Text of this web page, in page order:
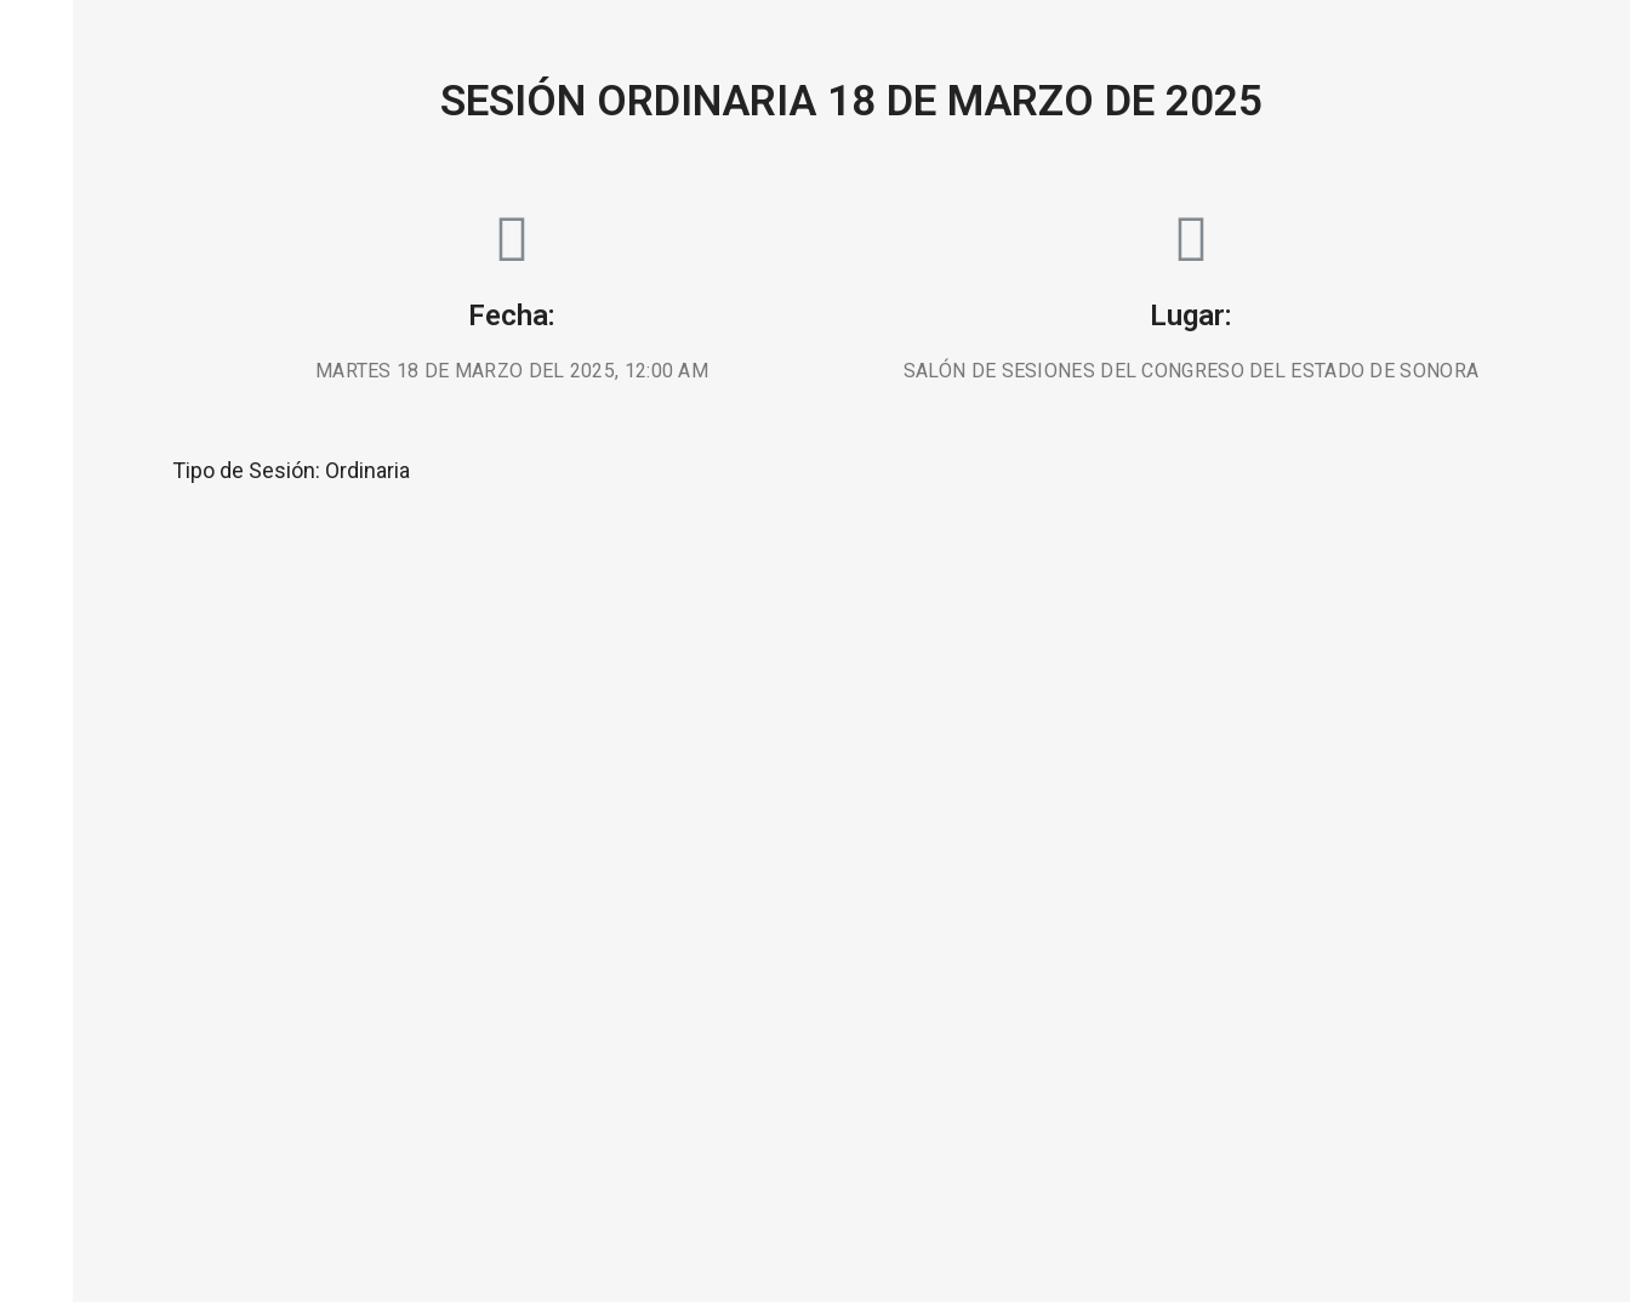
SESIÓN ORDINARIA 18 DE MARZO DE 2025
Fecha:
MARTES 18 DE MARZO DEL 2025, 12:00 AM
Lugar:
SALÓN DE SESIONES DEL CONGRESO DEL ESTADO DE SONORA
Tipo de Sesión: Ordinaria